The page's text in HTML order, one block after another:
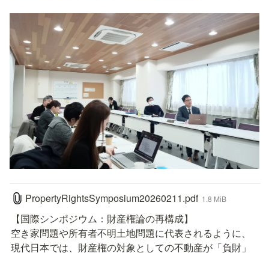
PropertyRightsSymposium20260211.pdf 1.8 MiB
【国際シンポジウム：財産権論の再構成】
空き家問題や所有者不明土地問題に代表されるように、
現代日本では、財産権の対象としての不動産が「負財」